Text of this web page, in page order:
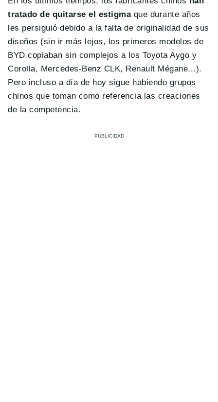
tratado de quitarse el estigmaque durante años
les persiguió debido a la falta de originalidad de sus
diseños (sin ir más lejos, los primeros modelos de
BYD copiaban sin complejos a los Toyota Aygo y
Corolla, Mercedes-Benz CLK, Renault Mégane...).
Pero incluso a día de hoy sigue habiendo grupos
chinos que toman como referencia las creaciones
de la competencia.